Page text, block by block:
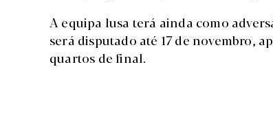
A equipa lusa terá ainda como
será disputado até 17 de novembro,
quartos de final.